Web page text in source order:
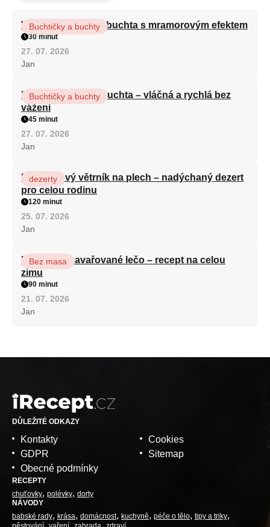
Vláčná olejová litá buchta s mramorovým efektem
Buchtičky a buchty
30 minut
27. 07. 2026
Jan
Hrnková maková buchta – vláčná a rychlá bez
vážení
Buchtičky a buchty
45 minut
27. 07. 2026
Jan
Karamelový větrník na plech – nadýchaný dezert
pro celou rodinu
dezerty
120 minut
25. 07. 2026
Jan
Babiččino zavařované lečo – recept na celou
zimu
Bez masa
90 minut
21. 07. 2026
Jan
DŮLEŽITÉ ODKAZY
Kontakty
GDPR
Obecné podmínky
Cookies
Sitemap
RECEPTY
chuťovky polévky dorty
NÁVODY
babské rady
krása domácnost kuchyně péče o tělo tipy a triky